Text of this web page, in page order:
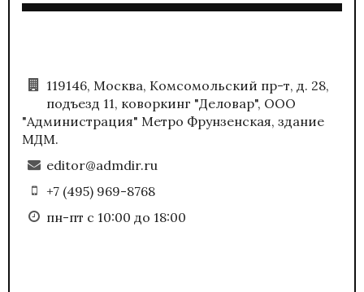
119146, Москва, Комсомольский пр-т, д. 28,
подъезд 11, коворкинг "Деловар", ООО
"Администрация" Метро Фрунзенская, здание
МДМ.
editor@admdir.ru
+7 (495) 969-8768
пн-пт с 10:00 до 18:00